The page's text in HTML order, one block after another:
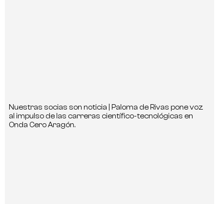
Nuestras socias son noticia | Paloma de Rivas pone voz
al impulso de las carreras científico-tecnológicas en
Onda Cero Aragón.